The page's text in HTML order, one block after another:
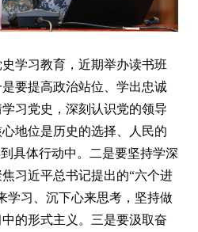
学习教育，近期举办读书班
要提高政治站位、学出忠诚
习党史，深刻认识党的领导
地位是历史的选择、人民的
具体行动中。二是要坚持学深
习近平总书记提出的“六个进
学习、沉下心来思考，坚持做
的形式主义。三是要汲取奋